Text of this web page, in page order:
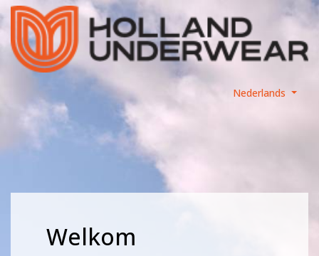
Nederlands
Welkom